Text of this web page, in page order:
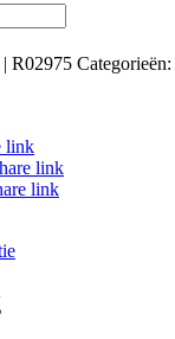
| R02975 Categorieën: